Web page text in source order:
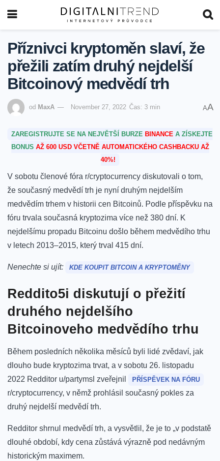
Příznivci kryptoměn slaví, že
přežili zatím druhý nejdelší
Bitcoinový medvědí trh
od MaxA November 27, 2022 Čas: 3 min AA
ZAREGISTRUJTE SE NA NEJVĚTŠÍ BURZE BINANCE A ZÍSKEJTE
BONUS AŽ 600 USD VČETNĚ AUTOMATICKÉHO CASHBACKU AŽ
40%!
V sobotu členové fóra r/cryptocurrency diskutovali o tom,
že současný medvědí trh je nyní druhým nejdelším
medvědím trhem v historii cen Bitcoinů. Podle příspěvku na
fóru trvala současná kryptozima více než 380 dní. K
nejdelšímu propadu Bitcoinu došlo během medvědího trhu
v letech 2013–2015, který trval 415 dní.
Nenechte si ujít: KDE KOUPIT BITCOIN A KRYPTOMĚNY
Reddito5i diskutují o přežití
druhého nejdelšího
Bitcoinoveho medvědího trhu
Během posledních několika měsíců byli lidé zvědaví, jak
dlouho bude kryptozima trvat, a v sobotu 26. listopadu
2022 Redditor u/partymsl zveřejnil
PŘÍSPĚVEK NA FÓRU
r/cryptocurrency, v němž prohlásil současný pokles za
druhý nejdelší medvědí trh.
Redditor shrnul medvědí trh, a vysvětlil, že je to „v podstatě
dlouhé období, kdy cena zůstává výrazně pod nedávným
historickým maximem.